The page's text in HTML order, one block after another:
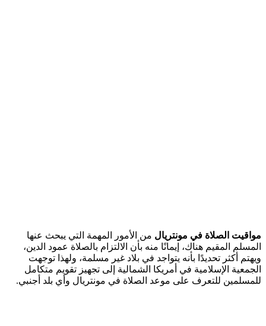
مواقيت الصلاة في مونتريال من الأمور المهمة التي يبحث عنها
المسلم المقيم هناك، إيمانًا منه بأن الالتزام بالصلاة عمود الدين،
ويهتم أكثر تحديدًا بأنه يتواجد في بلاد غير مسلمة، ولهذا توجهت
الجمعية الإسلامية في أمريكا الشمالية إلى تجهيز تقويم متكامل
للمسلمين للتعرف على موعد الصلاة في مونتريال وأي بلد أجنبي.